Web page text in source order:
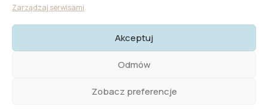
Zarządzaj serwisami
Akceptuj
Odmów
Zobacz preferencje
Prywatności I Cookies
Created by